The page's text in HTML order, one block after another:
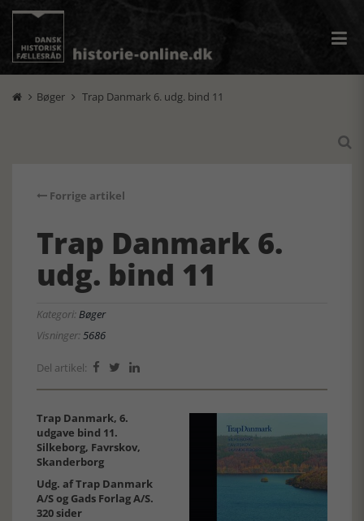
 Bøger  Trap Danmark 6. udg. bind 11

Forrige artikel
Trap Danmark 6.
udg. bind 11
Kategori:Bøger
Visninger:5686
Del artikel:   
Trap Danmark, 6.
udgave bind 11.
Silkeborg, Favrskov,
Skanderborg
Udg. af Trap Danmark
A/S og Gads Forlag A/S.
320 sider